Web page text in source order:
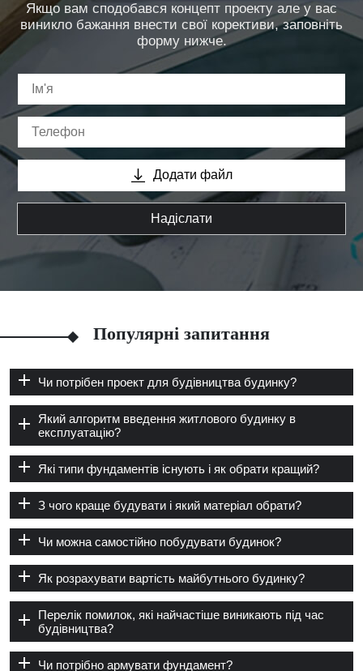
Якщо вам сподобався концепт проекту але у вас
виникло бажання внести свої корективи, заповніть
форму нижче.
Додати файл
Надіслати
Популярні запитання
Чи потрібен проект для будівництва будинку?
Який алгоритм введення житлового будинку в
експлуатацію?
Які типи фундаментів існують і як обрати кращий?
З чого краще будувати і який матеріал обрати?
Чи можна самостійно побудувати будинок?
Як розрахувати вартість майбутнього будинку?
Перелік помилок, які найчастіше виникають під час
будівництва?
Чи потрібно армувати фундамент?